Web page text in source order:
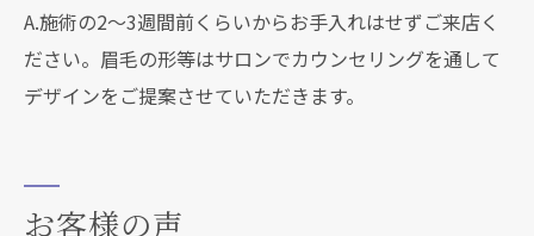
A.施術の2～3週間前くらいからお手入れはせずご来店く
ださい。眉毛の形等はサロンでカウンセリングを通して
デザインをご提案させていただきます。
お客様の声